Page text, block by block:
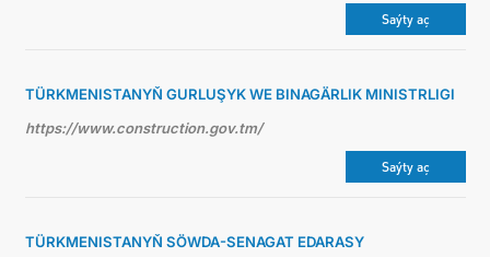
Saýty aç
TÜRKMENISTANYŇ GURLUŞYK WE BINAGÄRLIK MINISTRLIGI
https://www.construction.gov.tm/
Saýty aç
TÜRKMENISTANYŇ SÖWDA-SENAGAT EDARASY